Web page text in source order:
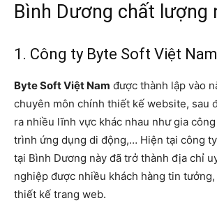
Bình Dương chất lượng
1. Công ty Byte Soft Việt Nam
Byte Soft Việt Nam được thành lập vào
chuyên môn chính thiết kế website, sau
ra nhiều lĩnh vực khác nhau như gia
trình ứng dụng di động,… Hiện tại công
tại Bình Dương này đã trở thành địa chỉ
nghiệp được nhiều khách hàng tin
thiết kế trang web.